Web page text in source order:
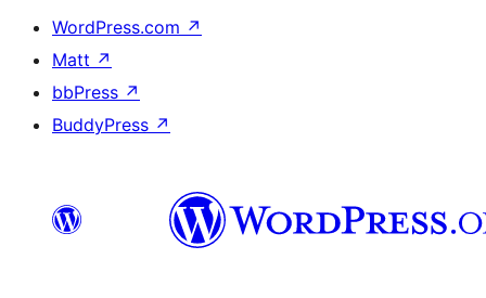
WordPress.com ↗
Matt ↗
bbPress ↗
BuddyPress ↗